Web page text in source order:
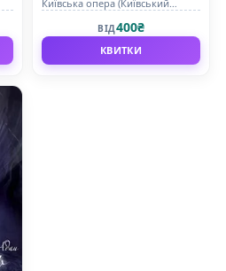
Київська опера (Київський
театр опери та балету для дітей
та юнацтва)
ВІД400₴
КВИТКИ